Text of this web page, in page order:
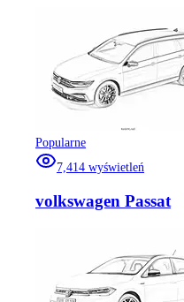
Popularne
7,414 wyświetleń
volkswagen Passat